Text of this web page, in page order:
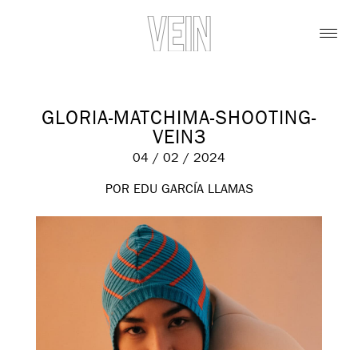
GLORIA-MATCHIMA-SHOOTING-
VEIN3
04 / 02 / 2024
POR EDU GARCÍA LLAMAS